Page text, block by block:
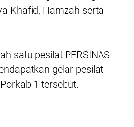
Khafid, Hamzah serta
satu pesilat PERSINAS
gelar pesilat
1 tersebut.